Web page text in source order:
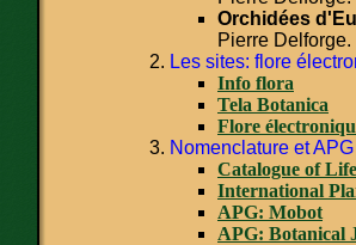
Orchidées
Pierre
Les sites: flore
Info flora
Tela Botanica
Flore
Nomenclature et APG
Catalogue of Life
International
APG: Mobot
APG: Botanical